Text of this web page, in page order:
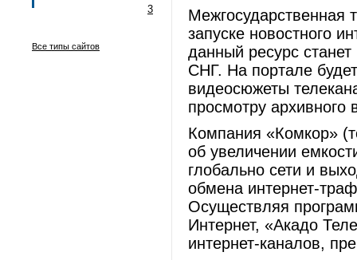
3
Все типы сайтов
Межгосударственная
запуске новостного
данный ресурс
СНГ. На портале
видеосюжеты
просмотру
Компания «Комкор»
об увеличении
глобально сети и
обмена интернет-
Осуществляя
Интернет, «Акадо
интернет-каналов,